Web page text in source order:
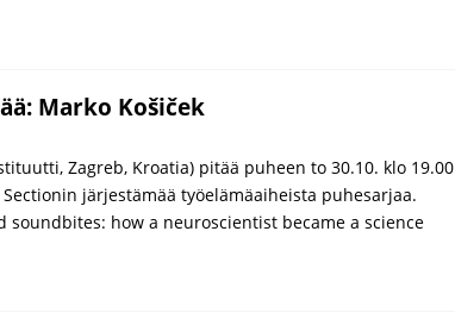
Marko Košiček
Zagreb, Kroatia) pitää puheen to 30.10. klo 19.00
Sectionin järjestämää työelämäaiheista puhesarjaa.
soundbites: how a neuroscientist became a science